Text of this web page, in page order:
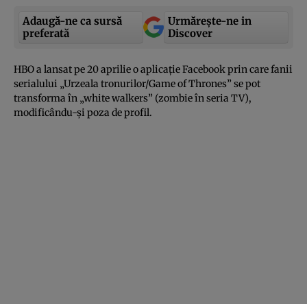
Adaugă-ne ca sursă
preferată
Urmărește-ne in
Discover
HBO a lansat pe 20 aprilie o aplicaţie Facebook prin care fanii
serialului „Urzeala tronurilor/Game of Thrones” se pot
transforma în „white walkers” (zombie în seria TV),
modificându-şi poza de profil.